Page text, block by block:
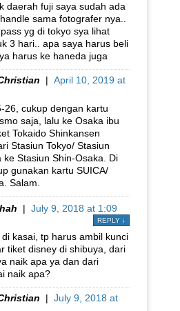
daerah fuji saya sudah ada
sama fotografer nya..
yg di tokyo sya lihat
3 hari.. apa saya harus beli
harus ke haneda juga
| April 10, 2019 at
26, cukup dengan kartu
saja, lalu ke Osaka ibu
Tokaido Shinkansen
Stasiun Tokyo/ Stasiun
ke Stasiun Shin-Osaka. Di
gunakan kartu SUICA/
Salam.
| July 9, 2018 at 1:09
REPLY ↓
kasai, tp harus ambil kunci
tiket disney di shibuya, dari
naik apa ya dan dari
naik apa?
| July 9, 2018 at